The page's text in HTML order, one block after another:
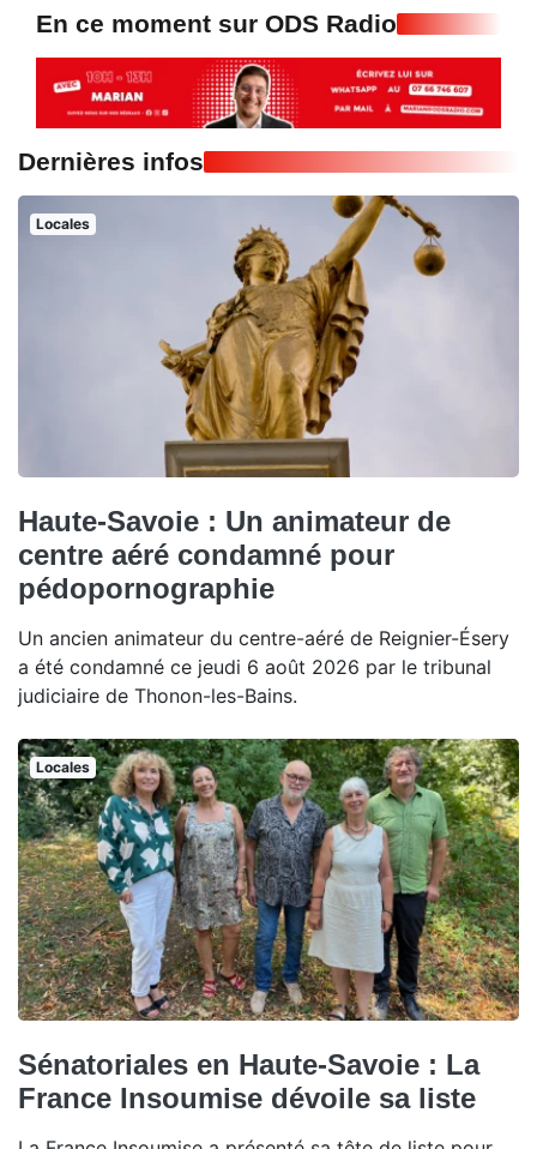
En ce moment sur ODS Radio
Dernières infos
Locales
Haute-Savoie : Un animateur de
centre aéré condamné pour
pédopornographie
Un ancien animateur du centre-aéré de Reignier-Ésery
a été condamné ce jeudi 6 août 2026 par le tribunal
judiciaire de Thonon-les-Bains.
Locales
Sénatoriales en Haute-Savoie : La
France Insoumise dévoile sa liste